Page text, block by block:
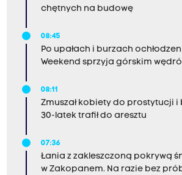
chętnych na budowę
08:45
Po upałach i burzach
Weekend sprzyja górskim
08:11
Zmuszał kobiety do prostytucji i
30-latek trafił do aresztu
07:36
Łania z zakleszczoną pokrywą
w Zakopanem. Na razie bez